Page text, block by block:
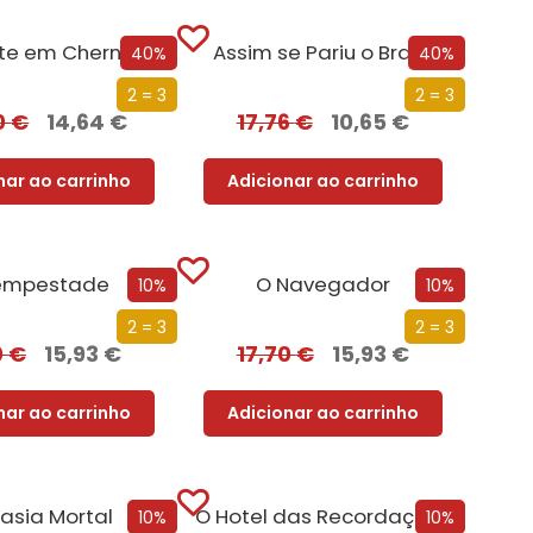
40%
2 = 3
em Chernobyl
€ 14,64 €
ao carrinho
40%
2 = 3
Assim se Pariu o Brasil
17,76€ 10,65 €
Adicionar ao carrinho
10%
2 = 3
€ 15,93 €
ao carrinho
10%
2 = 3
O Navegador
17,70€ 15,93 €
Adicionar ao carrinho
10%
Mortal
10%
O Hotel das Recordações